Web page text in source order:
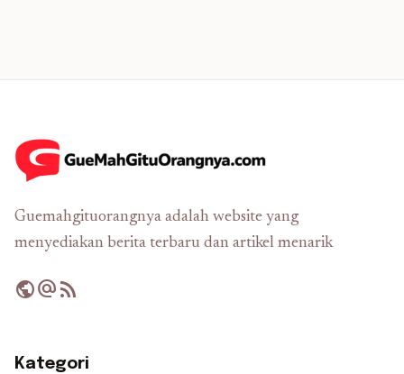
Guemahgituorangnya adalah website yang
menyediakan berita terbaru dan artikel menarik
publicalternate_emailrss_feed
Kategori